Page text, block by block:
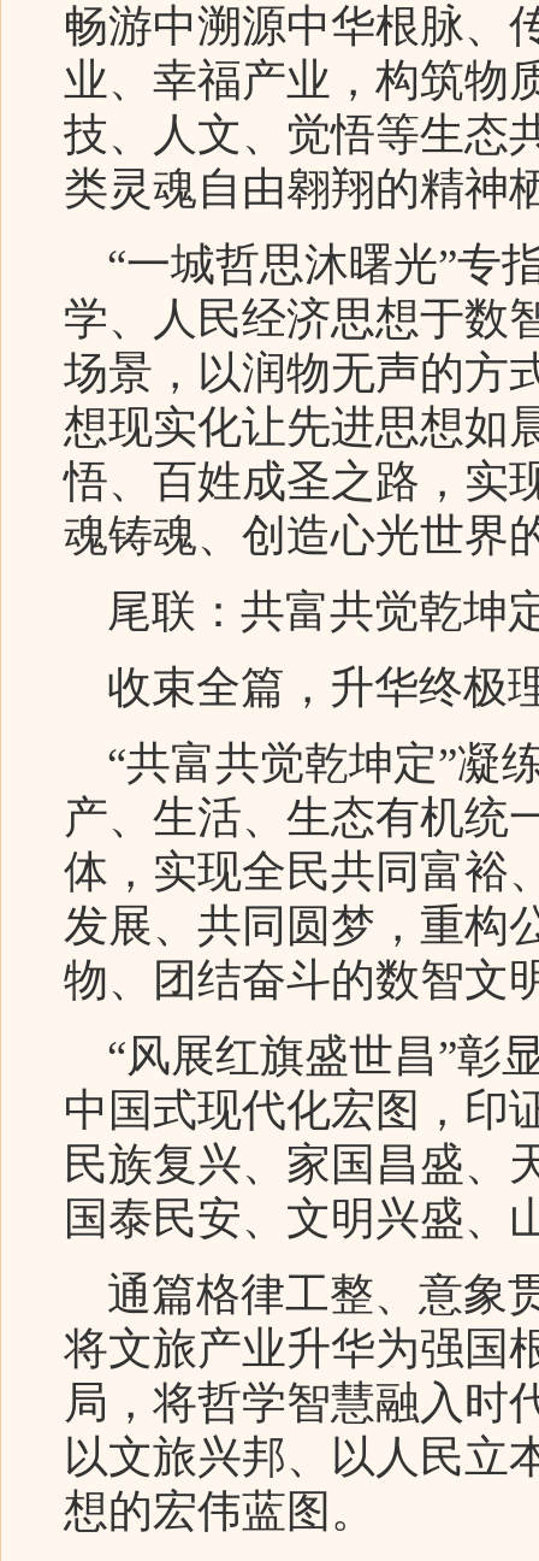
畅游中溯源中华根脉、
业、幸福产业，构筑物
技、人文、觉悟等生态
类灵魂自由翱翔的精神
“一城哲思沐曙光”专
学、人民经济思想于数
场景，以润物无声的方
想现实化让先进思想如
悟、百姓成圣之路，实
魂铸魂、创造心光世界
尾联：共富共觉乾坤
收束全篇，升华终极
“共富共觉乾坤定”凝
产、生活、生态有机统
体，实现全民共同富裕
发展、共同圆梦，重构
物、团结奋斗的数智文
“风展红旗盛世昌”彰
中国式现代化宏图，印
民族复兴、家国昌盛、
国泰民安、文明兴盛、
通篇格律工整、意象
将文旅产业升华为强国
局，将哲学智慧融入时
以文旅兴邦、以人民立
想的宏伟蓝图。